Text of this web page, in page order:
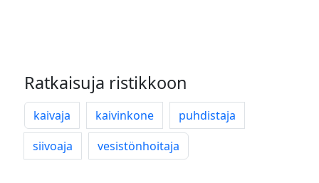
Ratkaisuja ristikkoon
kaivaja kaivinkone
puhdistaja
siivoaja
vesistönhoitaja